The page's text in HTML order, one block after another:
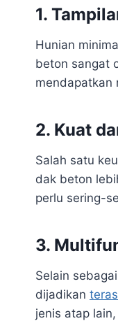
1.
Hunian
beton sangat
mendapatkan
2. Kuat
Salah satu
dak beton
perlu sering-
3.
Selain
dijadikan teras
jenis atap